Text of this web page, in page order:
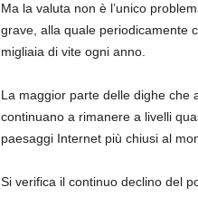
Ma la valuta non è l’unico
grave, alla quale periodicamente
migliaia di vite ogni anno.
La maggior parte delle dighe che
continuano a rimanere a livelli
paesaggi Internet più chiusi al
Si verifica il continuo declino del